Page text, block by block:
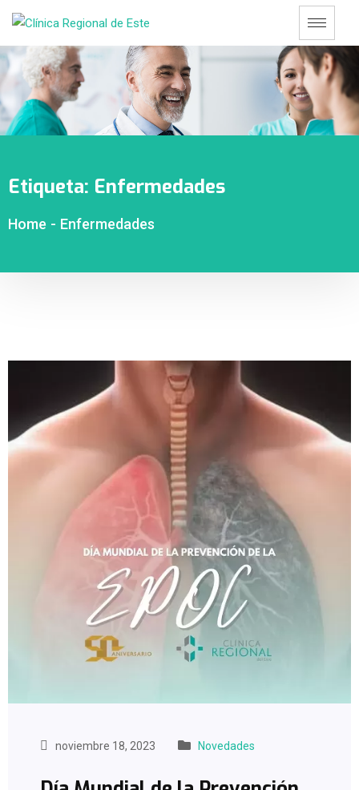
Etiqueta: Enfermedades
Home - Enfermedades
noviembre 18, 2023 Novedades